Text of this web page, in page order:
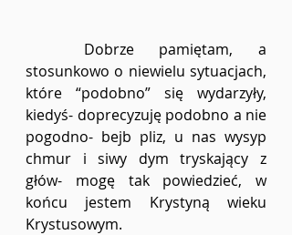
stosunkowo o niewielu sytuacjach,
które “podobno” się wydarzyły,
kiedyś- doprecyzuję podobno a nie
pogodno- bejb pliz, u nas wysyp
chmur i siwy dym tryskający z
głów- mogę tak powiedzieć, w
końcu jestem Krystyną wieku
Krystusowym.